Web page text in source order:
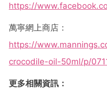
https://
萬寧網上商店：
https://
crocodile-oil-50ml/p/
更多相關資訊：